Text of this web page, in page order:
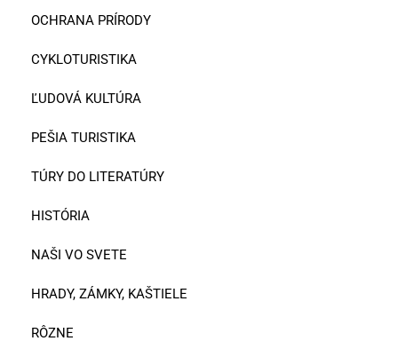
OCHRANA PRÍRODY
CYKLOTURISTIKA
ĽUDOVÁ KULTÚRA
PEŠIA TURISTIKA
TÚRY DO LITERATÚRY
HISTÓRIA
NAŠI VO SVETE
HRADY, ZÁMKY, KAŠTIELE
RÔZNE